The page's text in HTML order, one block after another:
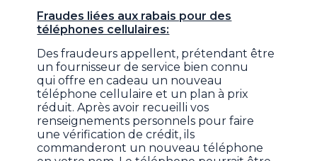
Fraudes liées aux rabais pour des
téléphones cellulaires:
Des fraudeurs appellent, prétendant être
un fournisseur de service bien connu
qui offre en cadeau un nouveau
téléphone cellulaire et un plan à prix
réduit. Après avoir recueilli vos
renseignements personnels pour faire
une vérification de crédit, ils
commanderont un nouveau téléphone